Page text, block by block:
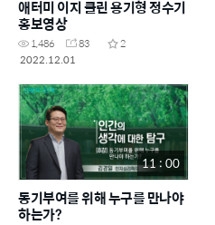
애터미 이지 클린 용기형 정수기
홍보영상
1,486 83
2
2022.12.01
11 : 00
동기부여를 위해 누구를 만나야
하는가?